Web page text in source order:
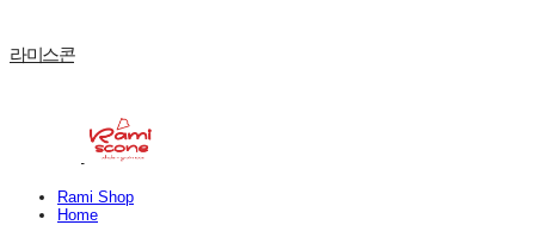
라미스콘
Rami Shop
Home